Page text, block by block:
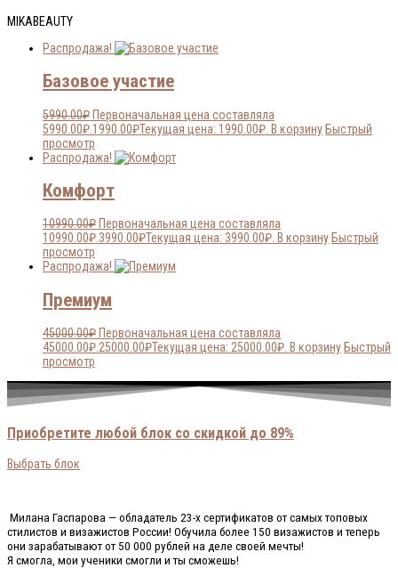
MIKABEAUTY
Распродажа!
Базовое участие
5990.00₽Первоначальная цена составляла
5990.00₽. 1990.00₽Текущая цена: 1990.00₽. В корзинуБыстрый
просмотр
Распродажа!
Комфорт
10990.00₽ Первоначальная цена составляла
10990.00₽.3990.00₽Текущая цена: 3990.00₽. В корзину Быстрый
просмотр
Распродажа!
Премиум
45000.00₽ Первоначальная цена составляла
45000.00₽.25000.00₽Текущая цена: 25000.00₽. В корзину Быстрый
просмотр
Приобретите любой блок со скидкой до 89%
Выбрать блок
Милана Гаспарова — обладатель 23-х сертификатов от самых топовых
стилистов и визажистов России! Обучила более 150 визажистов и теперь
они зарабатывают от 50 000 рублей на деле своей мечты!
Я смогла, мои ученики смогли и ты сможешь!